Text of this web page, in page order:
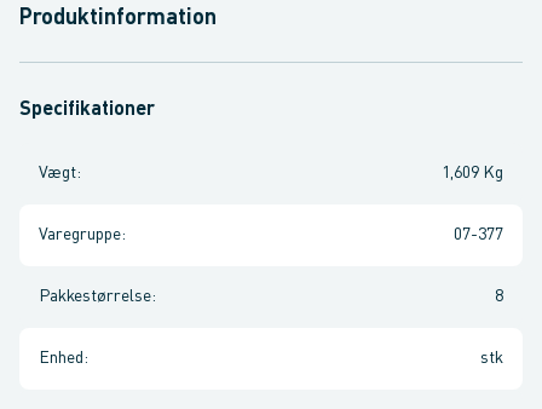
Produktinformation
Specifikationer
Vægt: 1,609 Kg
Varegruppe: 07-377
Pakkestørrelse: 8
Enhed : stk